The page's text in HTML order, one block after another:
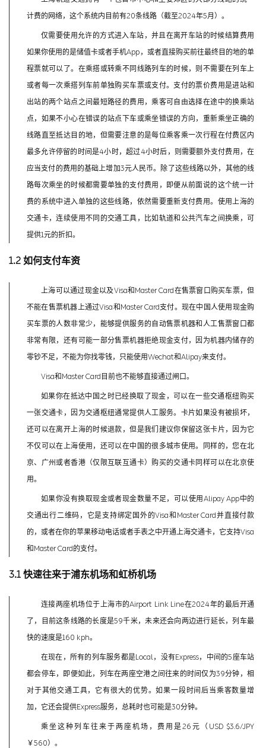
计费的网络，这个系统内目前有20条线路（截至2024年5月）。
仅需要使用允许的方式进入车站，并且在离开车站的时候结算费用
如果你使用的是储值卡或者手机App，或者直接购买前往最终目的地的单
程票就可以了。在乘搭或转乘不同线路列车的时候，则不需要在列车上
或者每一次乘搭列车前单独购买车票或支付。支付的票价费用是进站和
出站的两个站点之间最短路径的费用，乘客可自由选择在途中的换乘站
点，如果不小心在错误的站点下车或乘坐错误的方向，重新乘坐正确的
线路直至抵达目的地，但需要注意的是每位乘客乘一次行程在付费区内
最多允许停留的时间是4小时，超过4小时后，则需要额外支付费用，在
应当支付的费用的基础上增加3元人民币。除了这些线路以外，其他的线
路每次乘坐的时候都需要单独的支付费用，即便从前面说的这个统一计
费的系统中进入单独的这些线路，依然需要重新支付费用。使用上海的
交通卡，连续使用不同的交通工具，比如轨道和公共汽车之间换乘，可
提供1元的折扣。
1.2 如何支付车资
上海可以通过现金以及Visa和Master Card在售票窗口购买车票，但
不能在售票机器上通过Visa和Master Card支付。现在中国人使用现金购
买车票的人数非常少，能够提供服务的自动售票机器和人工售票窗口都
非常有限，还有可能一部分售票机器拒绝现金支付，因为机器内储存的
零钞不足，不能为你找零钱，只能使用Wechat和Alipay来支付。
Visa和Master Card目前也不能够直接通过闸口。
如果你在抵达中国之时已经换取了现金，可以在一些交通枢纽购买
一张交通卡，因为交通枢纽通常提供人工服务。卡片如果没有被损坏，
还可以在离开上海的时候退款，但是我们建议你保留这张卡片，因为它
不仅可以在上海使用，还可以在中国的很多城市使用。同样的，您在北
京、广州或者香港（仅限互联互通卡）购买的交通卡同样可以在北京使
用。
如果你没有换取现金或者现金数量不足，可以使用Alipay App中的
交通出行二维码，它是支持绑定国外的Visa和Master Card并直接付款
的，或者在你的苹果移动电话或者手表之中开通上海交通卡，它支持Visa
和Master Card的支付。
3.1 快速往来于浦东机场和虹桥机场
连接两座机场位于上海市的Airport Link Line在2024年的最后开通
了，目前这条线路的长度是59千米，未来还会向两边进行延长，列车最
快的速度是160 kph。
在现在，所有的列车服务都是Local，没有Express，中间的5座车站
都会停车，即便如此，列车在两座空港之间往来的时间仅为39分钟，相
对于其他交通工具，它有很大的优势。如果一段时间后当乘客数量增
加，它还会提供Express服务，总耗时也可能是30分钟。
乘坐这种列车往来于两座机场，费用是26元（USD $3.6/JPY
￥560）。